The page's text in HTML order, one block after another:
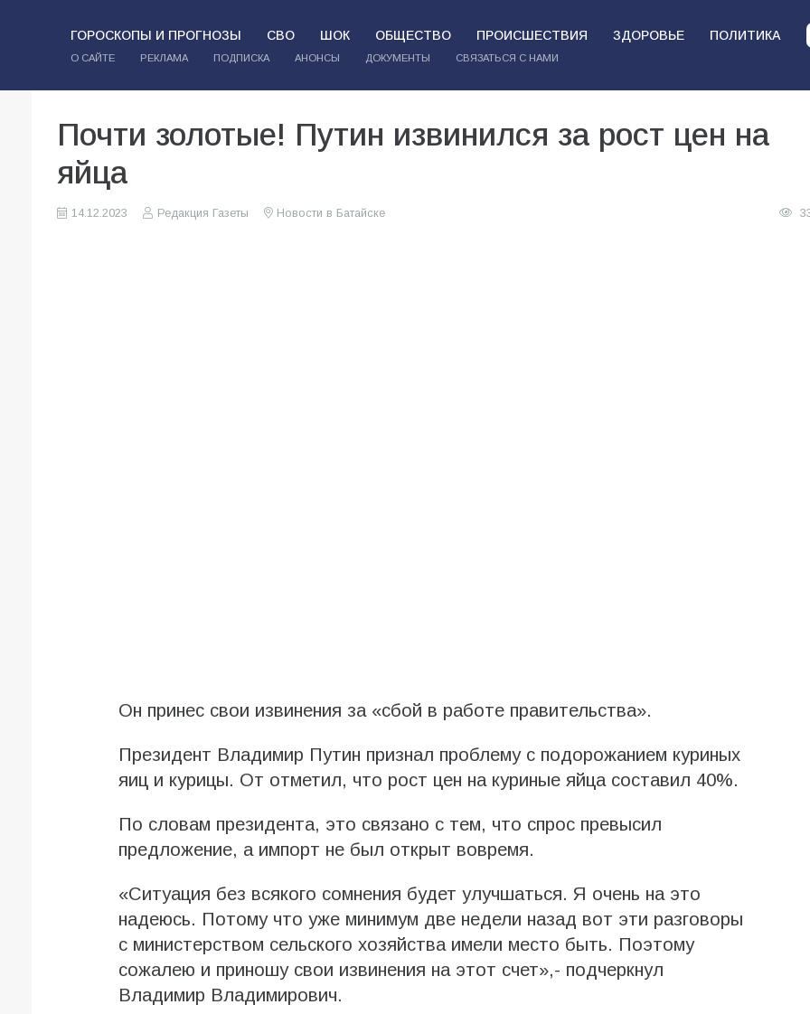
ГОРОСКОПЫ И ПРОГНОЗЫ СВО ШОК ОБЩЕСТВО ПРОИСШЕСТВИЯ ЗДОРОВЬЕ ПОЛИТИКА
О САЙТЕ РЕКЛАМА ПОДПИСКА АНОНСЫ ДОКУМЕНТЫ СВЯЗАТЬСЯ С НАМИ
Почти золотые! Путин извинился за рост цен на
яйца
14.12.2023 Редакция Газеты Новости в Батайске
Он принес свои извинения за «сбой в работе правительства».
Президент Владимир Путин признал проблему с подорожанием куриных
яиц и курицы. От отметил, что рост цен на куриные яйца составил 40%.
По словам президента, это связано с тем, что спрос превысил
предложение, а импорт не был открыт вовремя.
«Ситуация без всякого сомнения будет улучшаться. Я очень на это
надеюсь. Потому что уже минимум две недели назад вот эти разговоры
с министерством сельского хозяйства имели место быть. Поэтому
сожалею и приношу свои извинения на этот счет»,- подчеркнул
Владимир Владимирович.